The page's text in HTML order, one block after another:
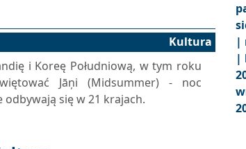
Kultura
i Koreę Południową, w tym roku
Jāņi (Midsummer) - noc
się w 21 krajach.
|
|